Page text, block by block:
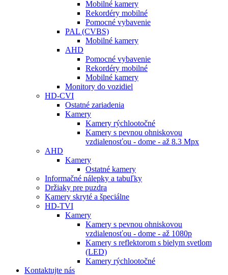
Mobilné kamery
Rekordéry mobilné
Pomocné vybavenie
PAL (CVBS)
Mobilné kamery
AHD
Pomocné vybavenie
Rekordéry mobilné
Mobilné kamery
Monitory do vozidiel
HD-CVI
Ostatné zariadenia
Kamery
Kamery rýchlootočné
Kamery s pevnou ohniskovou
vzdialenosťou - dome - až 8.3 Mpx
AHD
Kamery
Ostatné kamery
Informačné nálepky a tabuľky
Držiaky pre puzdra
Kamery skryté a špeciálne
HD-TVI
Kamery
Kamery s pevnou ohniskovou
vzdialenosťou - dome - až 1080p
Kamery s reflektorom s bielym svetlom
(LED)
Kamery rýchlootočné
Kontaktujte nás